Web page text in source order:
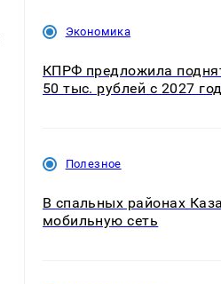
Экономика
КПРФ предложила
50 тыс. рублей с 2027
Полезное
В спальных районах
мобильную сеть